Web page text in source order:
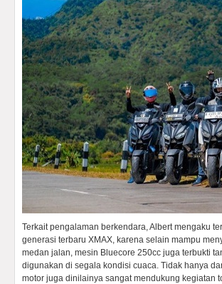
Terkait pengalaman berkendara, Albert mengaku
generasi terbaru XMAX, karena selain mampu
medan jalan, mesin Bluecore 250cc juga terbukti
digunakan di segala kondisi cuaca. Tidak hanya
motor juga dinilainya sangat mendukung kegiatan